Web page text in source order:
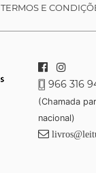
TERMOS E
966 316
(Chamada
nacional)